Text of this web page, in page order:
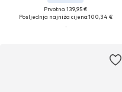
Prvotno: 139,95 €
Posljednja najniža cijena:100,34 €